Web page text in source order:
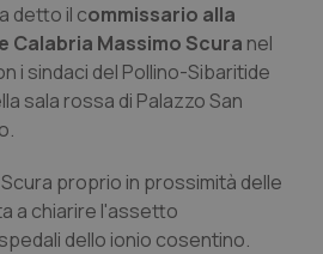
detto il commissario alla
Calabria Massimo Scura nel
i sindaci del Pollino-Sibaritide
sala rossa di Palazzo San
proprio in prossimità delle
a chiarire l'assetto
dello ionio cosentino.